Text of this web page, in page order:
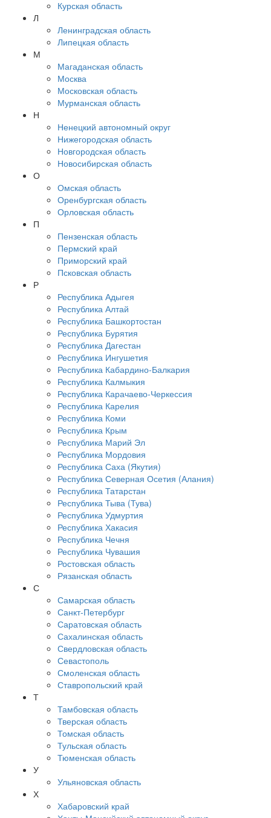
Курская область
Л
Ленинградская область
Липецкая область
М
Магаданская область
Москва
Московская область
Мурманская область
Н
Ненецкий автономный округ
Нижегородская область
Новгородская область
Новосибирская область
О
Омская область
Оренбургская область
Орловская область
П
Пензенская область
Пермский край
Приморский край
Псковская область
Р
Республика Адыгея
Республика Алтай
Республика Башкортостан
Республика Бурятия
Республика Дагестан
Республика Ингушетия
Республика Кабардино-Балкария
Республика Калмыкия
Республика Карачаево-Черкессия
Республика Карелия
Республика Коми
Республика Крым
Республика Марий Эл
Республика Мордовия
Республика Саха (Якутия)
Республика Северная Осетия (Алания)
Республика Татарстан
Республика Тыва (Тува)
Республика Удмуртия
Республика Хакасия
Республика Чечня
Республика Чувашия
Ростовская область
Рязанская область
С
Самарская область
Санкт-Петербург
Саратовская область
Сахалинская область
Свердловская область
Севастополь
Смоленская область
Ставропольский край
Т
Тамбовская область
Тверская область
Томская область
Тульская область
Тюменская область
У
Ульяновская область
Х
Хабаровский край